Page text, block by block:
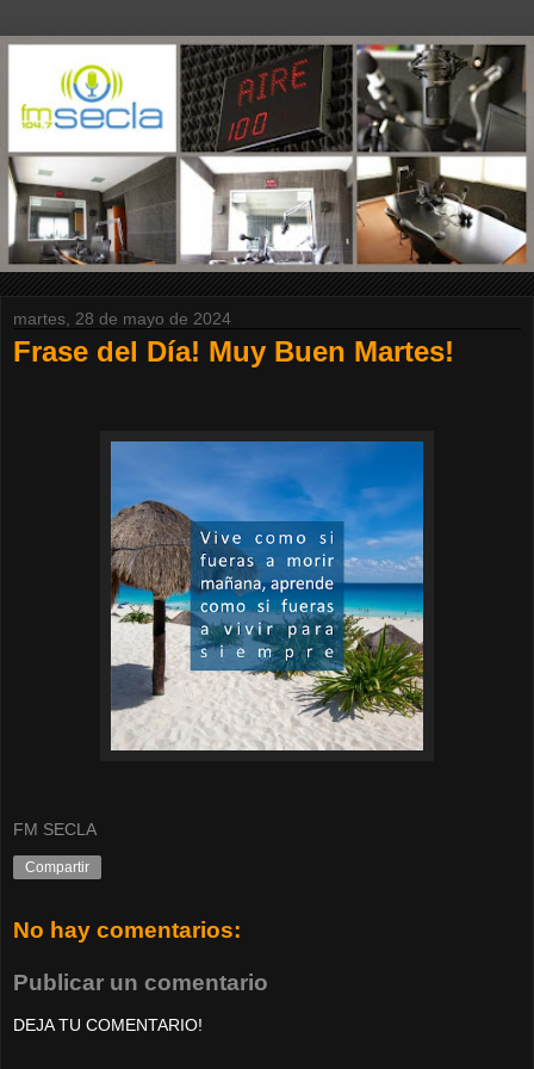
martes, 28 de mayo de 2024
Frase del Día! Muy Buen Martes!
FM SECLA
Compartir
No hay comentarios:
Publicar un comentario
DEJA TU COMENTARIO!